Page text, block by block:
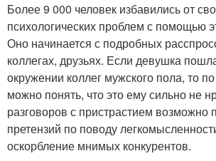
Более 9 000 человек избавились от
психологических проблем с помощью
Оно начинается с подробных
коллегах, друзьях. Если девушка
окружении коллег мужского пола, то
можно понять, что это ему сильно не
разговоров с пристрастием возможно
претензий по поводу
оскорбление мнимых конкурентов.